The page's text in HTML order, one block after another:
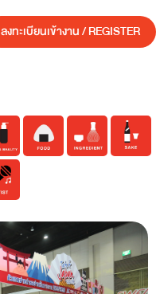
ลงทะเบียนเข้างาน / REGISTER